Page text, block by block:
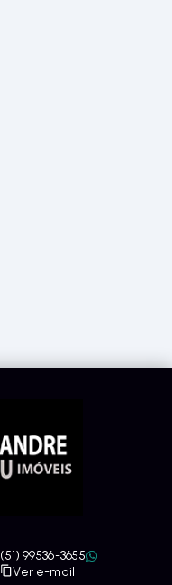
(51) 99536-3655
Ver e-mail